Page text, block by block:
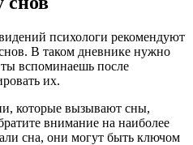
психологи рекомендуют
В таком дневнике нужно
вспоминаешь после
их.
которые вызывают сны,
внимание на наиболее
сна, они могут быть ключом